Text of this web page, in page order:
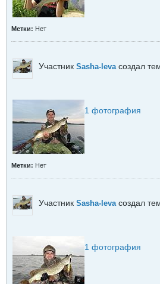
Метки: Нет
Участник Sasha-leva создал
1 фотография
Метки: Нет
Участник Sasha-leva создал
1 фотография